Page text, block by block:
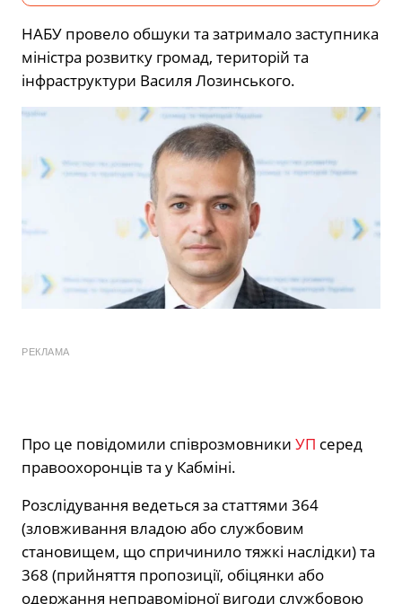
НАБУ провело обшуки та затримало заступника
міністра розвитку громад, територій та
інфраструктури Василя Лозинського.
РЕКЛАМА
Про це повідомили співрозмовники УП серед
правоохоронців та у Кабміні.
Розслідування ведеться за статтями 364
(зловживання владою або службовим
становищем, що спричинило тяжкі наслідки) та
368 (прийняття пропозиції, обіцянки або
одержання неправомірної вигоди службовою